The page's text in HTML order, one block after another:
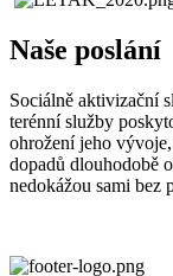
Naše poslání
Sociálně aktivizační
terénní služby
ohrožení jeho
dopadů dlouhodobě
nedokážou sami bez